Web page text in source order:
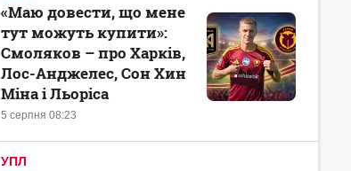
5 серпня 08:23
«Маю довести, що мене
тут можуть купити»:
Смоляков – про Харків,
Лос-Анджелес, Сон Хин
Міна і Льоріса
УПЛ